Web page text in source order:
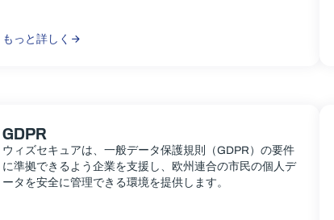
もっと詳しく
GDPR
ウィズセキュアは、一般データ保護規則（GDPR）の要件
に準拠できるよう企業を支援し、欧州連合の市民の個人デ
ータを安全に管理できる環境を提供します。